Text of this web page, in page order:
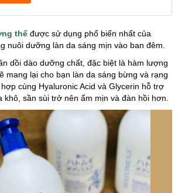
thể được sử dụng phổ biến nhất của
nuôi dưỡng làn da sáng mịn vào ban đêm.
dồi dào dưỡng chất, đặc biệt là hàm lượng
mang lại cho bạn làn da sáng bừng và rạng
cùng Hyaluronic Acid và Glycerin hỗ trợ
khô, sần sùi trở nên ẩm mịn và đàn hồi hơn.